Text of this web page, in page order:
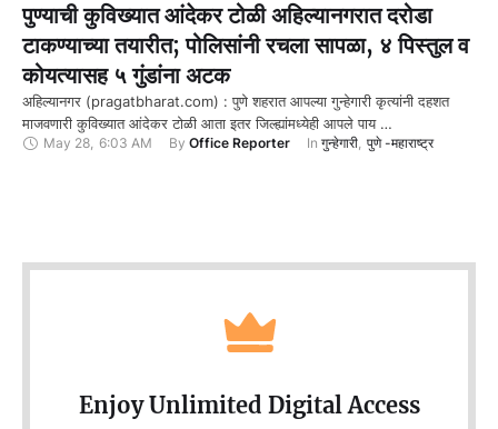
पुण्याची कुविख्यात आंदेकर टोळी अहिल्यानगरात दरोडा
टाकण्याच्या तयारीत; पोलिसांनी रचला सापळा, ४ पिस्तुल व
कोयत्यासह ५ गुंडांना अटक
अहिल्यानगर (pragatbharat.com) : पुणे शहरात आपल्या गुन्हेगारी कृत्यांनी दहशत
माजवणारी कुविख्यात आंदेकर टोळी आता इतर जिल्ह्यांमध्येही आपले पाय …
May 28, 6:03 AM By Office Reporter In गुन्हेगारी, पुणे -महाराष्ट्र
Enjoy Unlimited Digital Access